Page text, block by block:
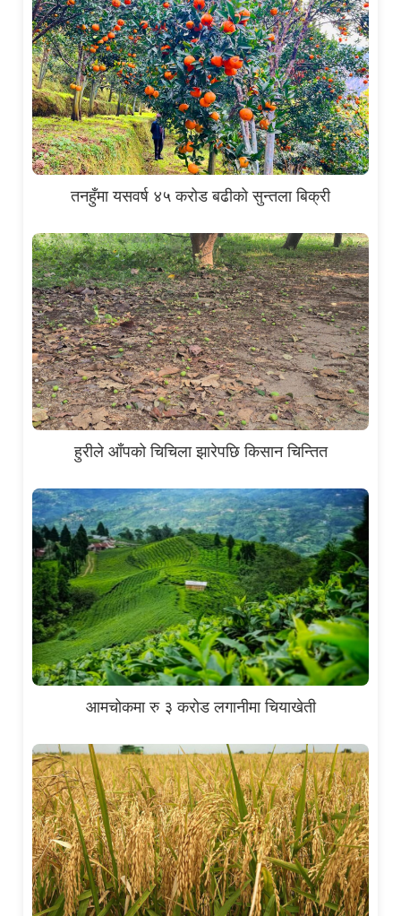
तनहुँमा यसवर्ष ४५ करोड बढीको सुन्तला बिक्री
हुरीले आँपको चिचिला झारेपछि किसान चिन्तित
आमचोकमा रु ३ करोड लगानीमा चियाखेती